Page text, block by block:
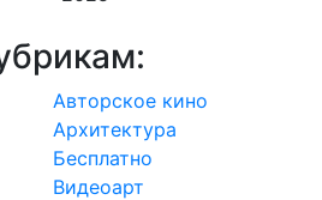
Авторское кино
Архитектура
Бесплатно
Видеоарт